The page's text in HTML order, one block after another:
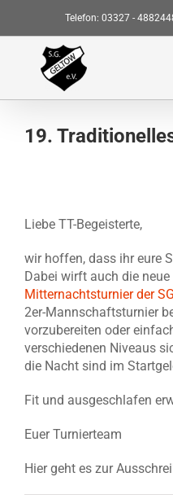
springen
Telefon: 03327 -
19.
Bild
Liebe TT-Begeisterte,
wir hoffen, dass ihr eure
Dabei wirft auch die
Mitternachtsturnier der
2er-Mannschaftsturnier
vorzubereiten oder
verschiedenen Niveaus
die Nacht sind im
Fit und ausgeschlafen
Euer Turnierteam
Hier geht es zur